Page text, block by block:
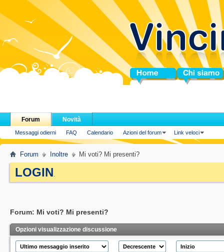
Home Chi siamo
Forum
Messaggi odierni FAQ Calendario Azioni del forum Link veloci
Novità
Forum Inoltre Mi voti? Mi presenti?
LOGIN.
Forum: Mi voti? Mi presenti?
Opzioni visualizzazione discussione